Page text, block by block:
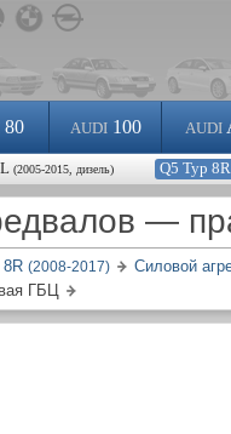
80 AUDI100 AUDI
(2005-2015, дизель) Q5 Typ 8R
—
8R (2008-2017) Силовой
ГБЦ